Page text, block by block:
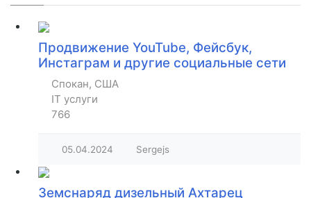
Продвижение YouTube, Фейсбук,
Инстаграм и другие социальные сети
Спокан, США
IT услуги
766
05.04.2024 Sergejs
Земснаряд дизельный Ахтарец